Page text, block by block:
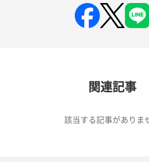
関連記事
該当する記事がありま